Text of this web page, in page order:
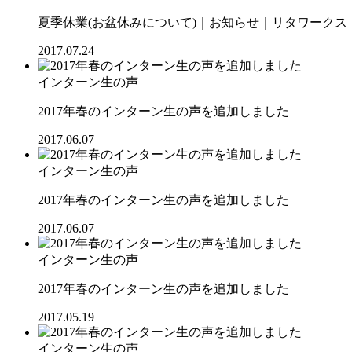
夏季休業(お盆休みについて)｜お知らせ｜リタワークス
2017.07.24
インターン生の声
2017年春のインターン生の声を追加しました
2017.06.07
インターン生の声
2017年春のインターン生の声を追加しました
2017.06.07
インターン生の声
2017年春のインターン生の声を追加しました
2017.05.19
インターン生の声